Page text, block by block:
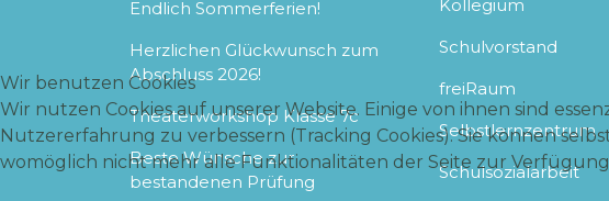
Endlich Sommerferien!
Herzlichen Glückwunsch zum
Abschluss 2026!
Theaterworkshop Klasse 7c
Beste Wünsche zur
bestandenen Prüfung
Kollegium
Schulvorstand
freiRaum
Selbstlernzentrum
Schulsozialarbeit
Wir benutzen Cookies
Wir nutzen Cookies auf unserer Website. Einige von ihnen sind
Nutzererfahrung zu verbessern (Tracking Cookies). Sie können
womöglich nicht mehr alle Funktionalitäten der Seite zur